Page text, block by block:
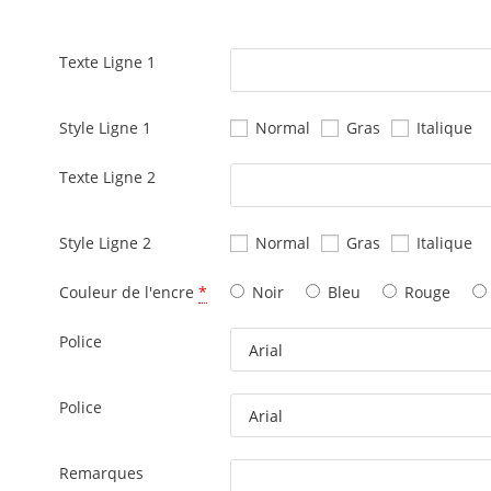
Texte Ligne 1
Style Ligne 1 Normal Gras Italique
Texte Ligne 2
Style Ligne 2 Normal Gras Italique
Couleur de l'encre * Noir Bleu Rouge
Police
Police
Remarques